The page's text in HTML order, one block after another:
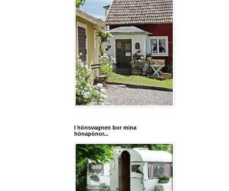
I hönsvagnen bor mina
hönapönor...